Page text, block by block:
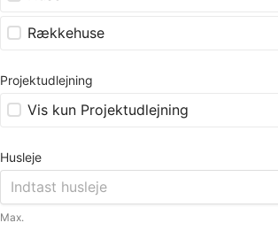
Rækkehuse
Projektudlejning
Vis kun Projektudlejning
Husleje
Max.